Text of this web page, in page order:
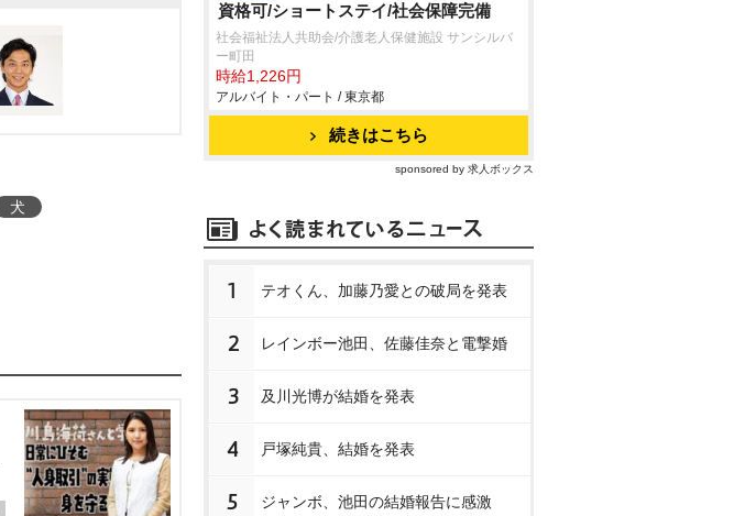
犬
資格可/ショートステイ/社会保障完備
社会福祉法人共助会/介護老人保健施設 サンシルバ
ー町田
時給1,226円
アルバイト・パート / 東京都
続きはこちら
sponsored by 求人ボックス
1 テオくん、加藤乃愛との破局を発表
2 レインボー池田、佐藤佳奈と電撃婚
3 及川光博が結婚を発表
4 戸塚純貴、結婚を発表
5 ジャンボ、池田の結婚報告に感激